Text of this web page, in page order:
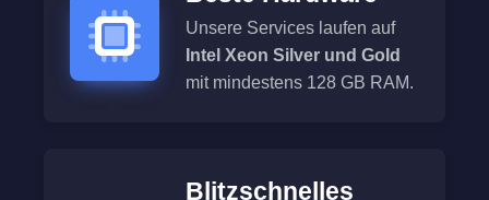
Unsere Services laufen auf
Intel Xeon Silver und Gold
mit mindestens 128 GB RAM.
Blitzschnelles